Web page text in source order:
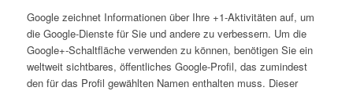
Google zeichnet Informationen über Ihre +1-Aktivitäten auf, um
die Google-Dienste für Sie und andere zu verbessern. Um die
Google+-Schaltfläche verwenden zu können, benötigen Sie ein
weltweit sichtbares, öffentliches Google-Profil, das zumindest
den für das Profil gewählten Namen enthalten muss. Dieser